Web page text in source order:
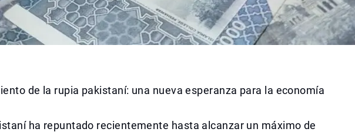
de la rupia pakistaní: una nueva esperanza para la economía
ha repuntado recientemente hasta alcanzar un máximo de